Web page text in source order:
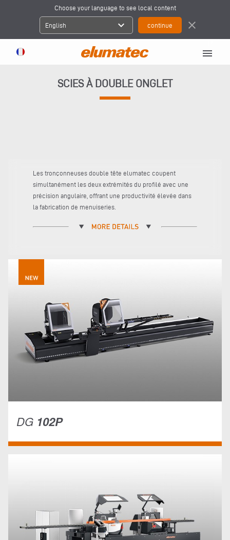
Choose your language to see local content
English expand_more close
menu
SCIES À DOUBLE ONGLET
Les tronçonneuses double tête elumatec coupent
simultanément les deux extrémités du profilé avec une
précision angulaire, offrant une productivité élevée dans
la fabrication de menuiseries.
DG 102P